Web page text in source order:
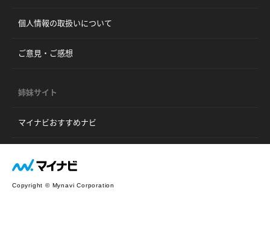
個人情報の取扱いについて
ご意見・ご感想
姉妹サイト
マイナビおすすめナビ
Copyright © Mynavi Corporation